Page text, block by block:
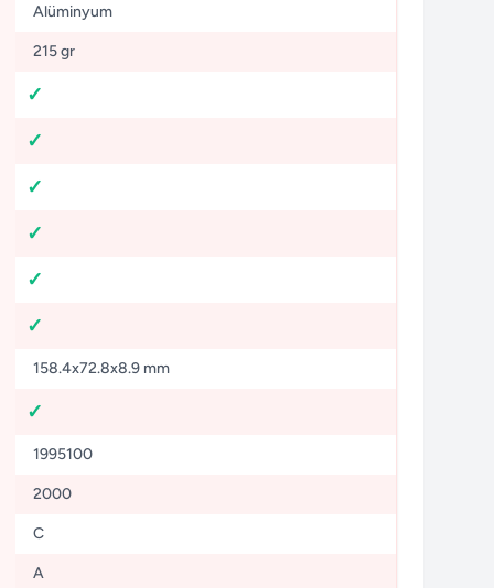
Alüminyum
215 gr
158.4x72.8x8.9 mm
1995100
2000
C
A